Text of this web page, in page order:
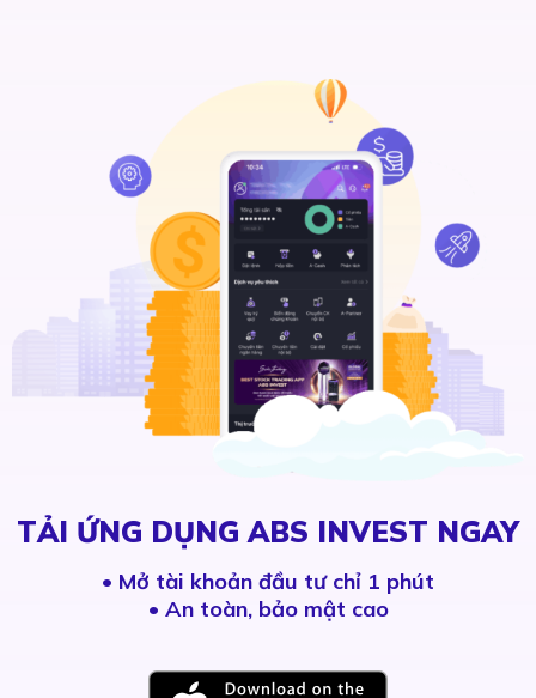
TẢI ỨNG DỤNG ABS INVEST NGAY
• Mở tài khoản đầu tư chỉ 1 phút
• An toàn, bảo mật cao